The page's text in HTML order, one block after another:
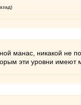
манас, никакой не
эти уровни имеют